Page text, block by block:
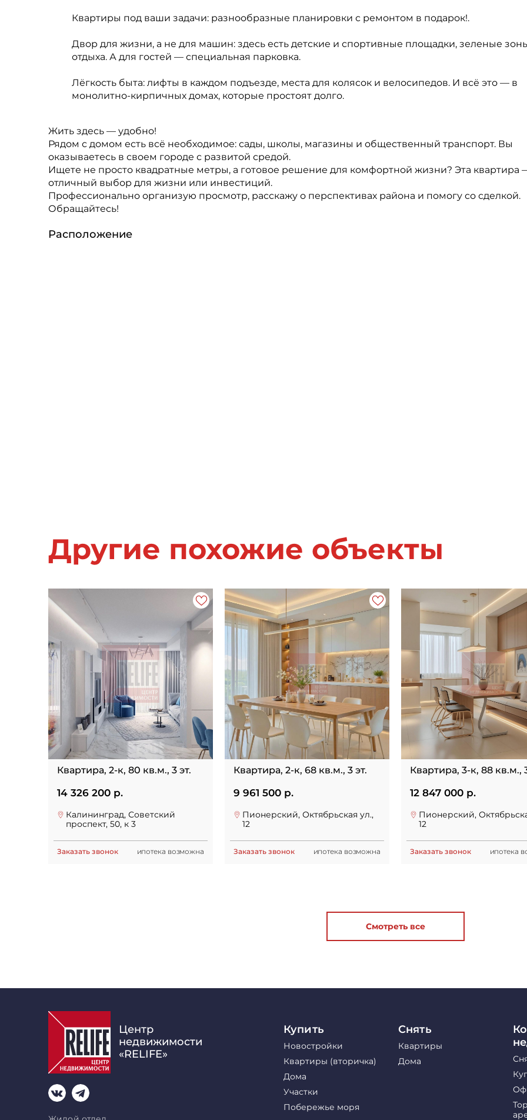
Квартиры под ваши задачи: разнообразные планировки с ремонтом в подарок!.
Двор для жизни, а не для машин: здесь есть детские и спортивные площадки, зеленые
отдыха. А для гостей — специальная парковка.
Лёгкость быта: лифты в каждом подъезде, места для колясок и велосипедов. И всё это — в
монолитно-кирпичных домах, которые простоят долго.
Жить здесь — удобно!
Рядом с домом есть всё необходимое: сады, школы, магазины и общественный транспорт. Вы
оказываетесь в своем городе с развитой средой.
Ищете не просто квадратные метры, а готовое решение для комфортной жизни? Эта квартира
отличный выбор для жизни или инвестиций.
Профессионально организую просмотр, расскажу о перспективах района и помогу со сделкой.
Обращайтесь!
Расположение
Другие похожие объекты
Квартира, 2-к, 80 кв.м., 3 эт.
14 326 200 р.
Калининград, Советский
проспект, 50, к 3
Заказать звонок ипотека возможна
Квартира, 2-к, 68 кв.м., 3 эт.
9 961 500 р.
Пионерский, Октябрьская ул.,
12
Заказать звонок ипотека возможна
Квартира, 3-к, 88 кв.м.,
12 847 000 р.
Пионерский,
12
Заказать звонок ипотека
Смотреть все
Центр
недвижимости
«RELIFE»
Купить
Новостройки
Квартиры (вторичка)
Дома
Участки
Побережье моря
Снять
Квартиры
Дома